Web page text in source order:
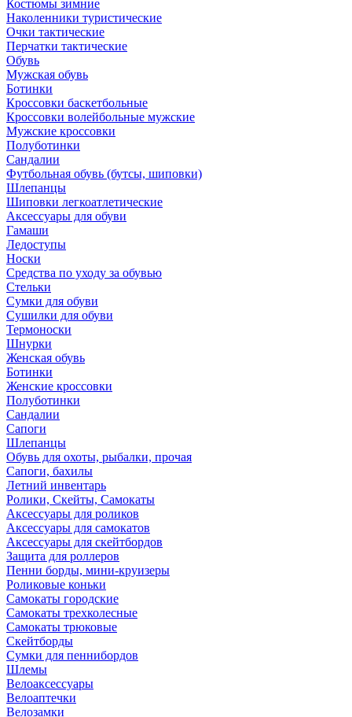
Костюмы зимние
Наколенники туристические
Очки тактические
Перчатки тактические
Обувь
Мужская обувь
Ботинки
Кроссовки баскетбольные
Кроссовки волейбольные мужские
Мужские кроссовки
Полуботинки
Сандалии
Футбольная обувь (бутсы, шиповки)
Шлепанцы
Шиповки легкоатлетические
Аксессуары для обуви
Гамаши
Ледоступы
Носки
Средства по уходу за обувью
Стельки
Сумки для обуви
Сушилки для обуви
Термоноски
Шнурки
Женская обувь
Ботинки
Женские кроссовки
Полуботинки
Сандалии
Сапоги
Шлепанцы
Обувь для охоты, рыбалки, прочая
Сапоги, бахилы
Летний инвентарь
Ролики, Скейты, Самокаты
Аксессуары для роликов
Аксессуары для самокатов
Аксессуары для скейтбордов
Защита для роллеров
Пенни борды, мини-круизеры
Роликовые коньки
Самокаты городские
Самокаты трехколесные
Самокаты трюковые
Скейтборды
Сумки для пеннибордов
Шлемы
Велоаксессуары
Велоаптечки
Велозамки